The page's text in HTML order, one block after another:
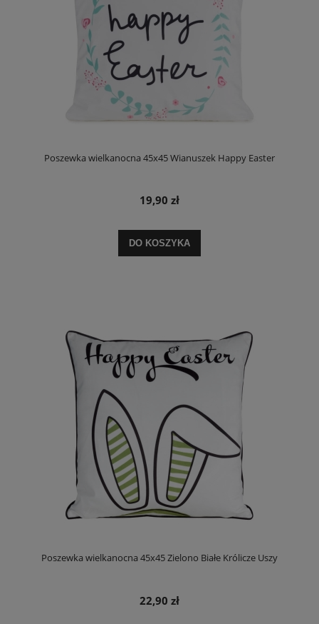
Poszewka wielkanocna 45x45 Wianuszek Happy Easter
19,90 zł
DO KOSZYKA
Poszewka wielkanocna 45x45 Zielono Białe Królicze Uszy
22,90 zł